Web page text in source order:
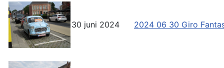
30 juni 2024 2024 06 30 Giro